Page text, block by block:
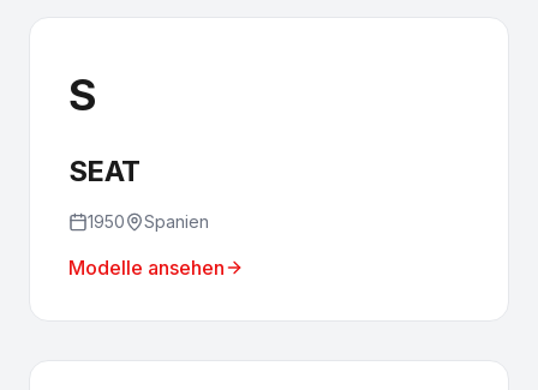
S
SEAT
1950 Spanien
Modelle ansehen